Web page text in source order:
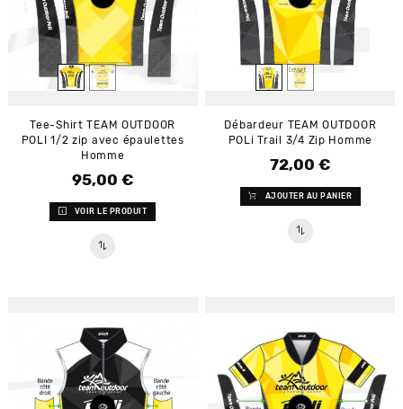
Tee-Shirt TEAM OUTDOOR
POLI 1/2 zip avec épaulettes
Homme
Prix
95,00 €
VOIR LE PRODUIT
Débardeur TEAM OUTDOOR
POLi Trail 3/4 Zip Homme
Prix
72,00 €
AJOUTER AU PANIER